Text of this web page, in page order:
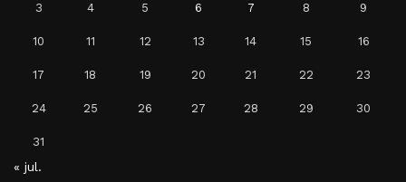
3 4 5 6 7 8 9
10 11 12 13 14 15 16
17 18 19 20 21 22 23
24 25 26 27 28 29 30
31
« jul.